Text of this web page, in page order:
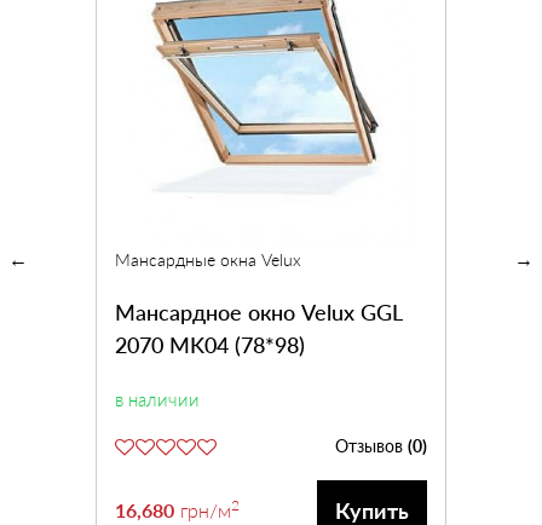
Мансардные окна Velux
Мансардное окно Velux GGL
2070 MK04 (78*98)
в наличии
Отзывов (0)
16,680 грн/м2 Купить